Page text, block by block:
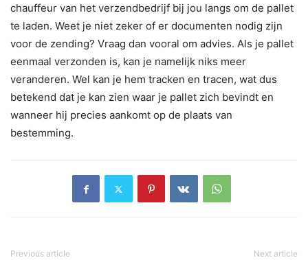
chauffeur van het verzendbedrijf bij jou langs om de pallet
te laden. Weet je niet zeker of er documenten nodig zijn
voor de zending? Vraag dan vooral om advies. Als je pallet
eenmaal verzonden is, kan je namelijk niks meer
veranderen. Wel kan je hem tracken en tracen, wat dus
betekend dat je kan zien waar je pallet zich bevindt en
wanneer hij precies aankomt op de plaats van
bestemming.
Previous article Next article